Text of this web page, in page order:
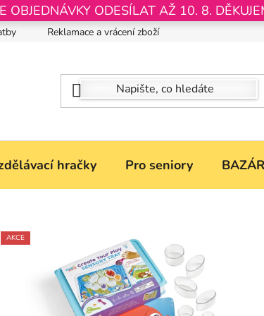
ODESÍLAT AŽ 10. 8.
Reklamace a vrácení zboží
hračky Pro seniory
AKCE